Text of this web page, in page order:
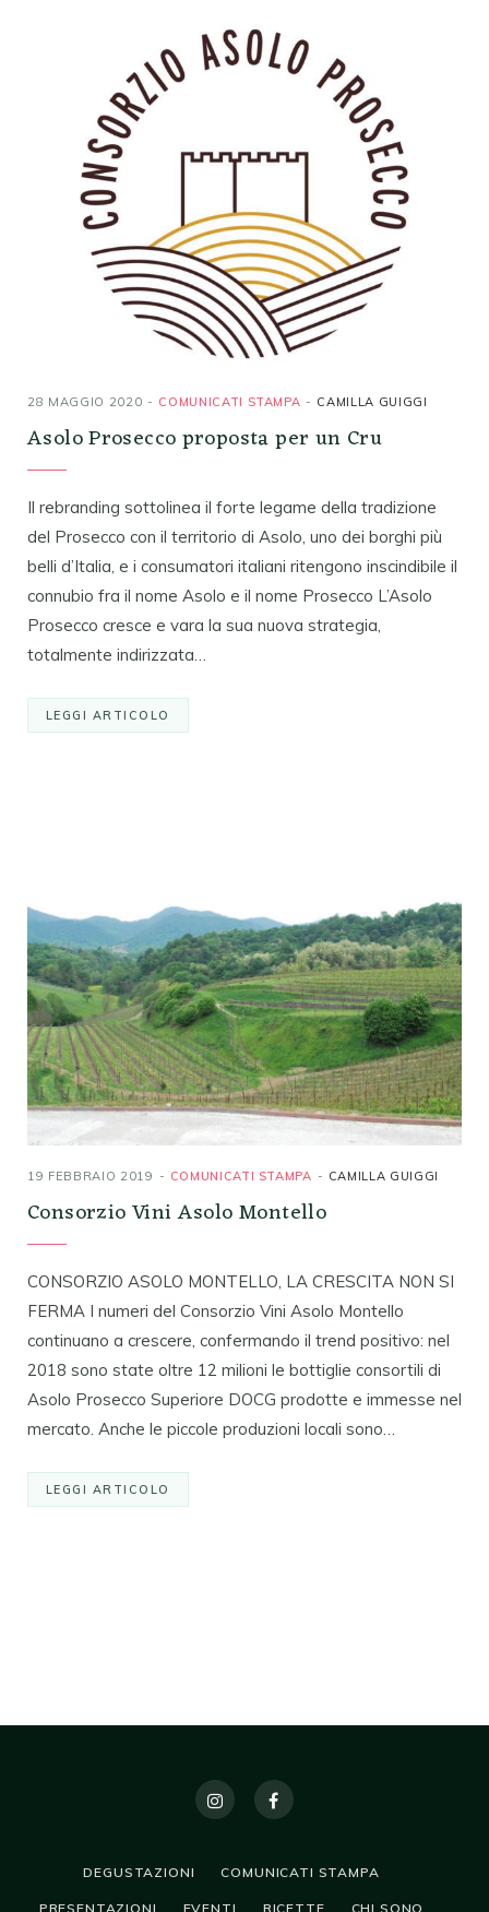
28 MAGGIO 2020 COMUNICATI STAMPA CAMILLA GUIGGI
Asolo Prosecco proposta per un Cru
Il rebranding sottolinea il forte legame della tradizione
del Prosecco con il territorio di Asolo, uno dei borghi più
belli d’Italia, e i consumatori italiani ritengono inscindibile il
connubio fra il nome Asolo e il nome Prosecco L’Asolo
Prosecco cresce e vara la sua nuova strategia,
totalmente indirizzata…
LEGGI ARTICOLO
19 FEBBRAIO 2019 COMUNICATI STAMPA CAMILLA GUIGGI
Consorzio Vini Asolo Montello
CONSORZIO ASOLO MONTELLO, LA CRESCITA NON SI
FERMA I numeri del Consorzio Vini Asolo Montello
continuano a crescere, confermando il trend positivo: nel
2018 sono state oltre 12 milioni le bottiglie consortili di
Asolo Prosecco Superiore DOCG prodotte e immesse nel
mercato. Anche le piccole produzioni locali sono…
LEGGI ARTICOLO
DEGUSTAZIONI COMUNICATI STAMPA
PRESENTAZIONI EVENTI RICETTE CHI SONO